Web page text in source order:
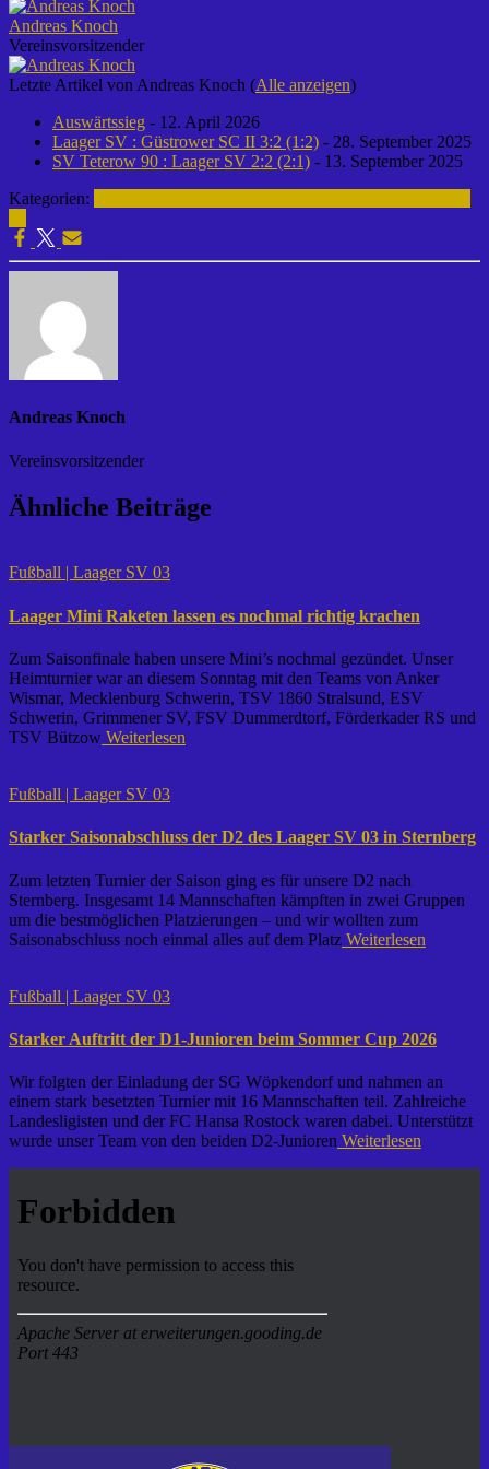
Andreas Knoch
Vereinsvorsitzender
Letzte Artikel von Andreas Knoch (Alle anzeigen)
Auswärtssieg - 12. April 2026
Laager SV : Güstrower SC II 3:2 (1:2) - 28. September 2025
SV Teterow 90 : Laager SV 2:2 (2:1) - 13. September 2025
Kategorien:
Andreas Knoch
Vereinsvorsitzender
Ähnliche Beiträge
Fußball | Laager SV 03
Laager Mini Raketen lassen es nochmal richtig krachen
Zum Saisonfinale haben unsere Mini’s nochmal gezündet. Unser
Heimturnier war an diesem Sonntag mit den Teams von Anker
Wismar, Mecklenburg Schwerin, TSV 1860 Stralsund, ESV
Schwerin, Grimmener SV, FSV Dummerdtorf, Förderkader RS und
TSV Bützow Weiterlesen
Fußball | Laager SV 03
Starker Saisonabschluss der D2 des Laager SV 03 in Sternberg
Zum letzten Turnier der Saison ging es für unsere D2 nach
Sternberg. Insgesamt 14 Mannschaften kämpften in zwei Gruppen
um die bestmöglichen Platzierungen – und wir wollten zum
Saisonabschluss noch einmal alles auf dem Platz Weiterlesen
Fußball | Laager SV 03
Starker Auftritt der D1-Junioren beim Sommer Cup 2026
Wir folgten der Einladung der SG Wöpkendorf und nahmen an
einem stark besetzten Turnier mit 16 Mannschaften teil. Zahlreiche
Landesligisten und der FC Hansa Rostock waren dabei. Unterstützt
wurde unser Team von den beiden D2-Junioren Weiterlesen